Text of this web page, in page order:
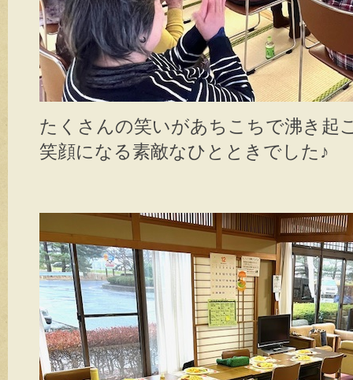
たくさんの笑いがあちこちで沸き起
笑顔になる素敵なひとときでした♪